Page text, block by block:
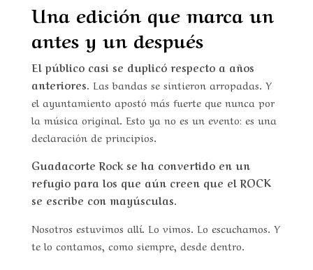
Una edición que marca un
antes y un después
El público casi se duplicó respecto a años
anteriores. Las bandas se sintieron arropadas. Y
el ayuntamiento apostó más fuerte que nunca por
la música original. Esto ya no es un evento: es una
declaración de principios.
Guadacorte Rock se ha convertido en un
refugio para los que aún creen que el ROCK
se escribe con mayúsculas.
Nosotros estuvimos allí. Lo vimos. Lo escuchamos. Y
te lo contamos, como siempre, desde dentro.